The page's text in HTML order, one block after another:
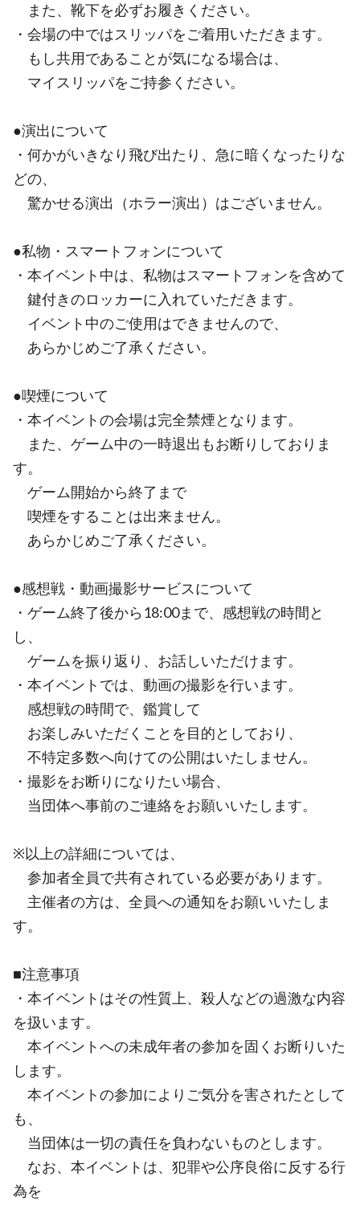
また、靴下を必ずお履きください。
・会場の中ではスリッパをご着用いただきます。
もし共用であることが気になる場合は、
マイスリッパをご持参ください。
●演出について
・何かがいきなり飛び出たり、急に暗くなったりな
どの、
驚かせる演出（ホラー演出）はございません。
●私物・スマートフォンについて
・本イベント中は、私物はスマートフォンを含めて
鍵付きのロッカーに入れていただきます。
イベント中のご使用はできませんので、
あらかじめご了承ください。
●喫煙について
・本イベントの会場は完全禁煙となります。
また、ゲーム中の一時退出もお断りしておりま
す。
ゲーム開始から終了まで
喫煙をすることは出来ません。
あらかじめご了承ください。
●感想戦・動画撮影サービスについて
・ゲーム終了後から18:00まで、感想戦の時間と
し、
ゲームを振り返り、お話しいただけます。
・本イベントでは、動画の撮影を行います。
感想戦の時間で、鑑賞して
お楽しみいただくことを目的としており、
不特定多数へ向けての公開はいたしません。
・撮影をお断りになりたい場合、
当団体へ事前のご連絡をお願いいたします。
※以上の詳細については、
参加者全員で共有されている必要があります。
主催者の方は、全員への通知をお願いいたしま
す。
■注意事項
・本イベントはその性質上、殺人などの過激な内容
を扱います。
本イベントへの未成年者の参加を固くお断りいた
します。
本イベントの参加によりご気分を害されたとして
も、
当団体は一切の責任を負わないものとします。
なお、本イベントは、犯罪や公序良俗に反する行
為を